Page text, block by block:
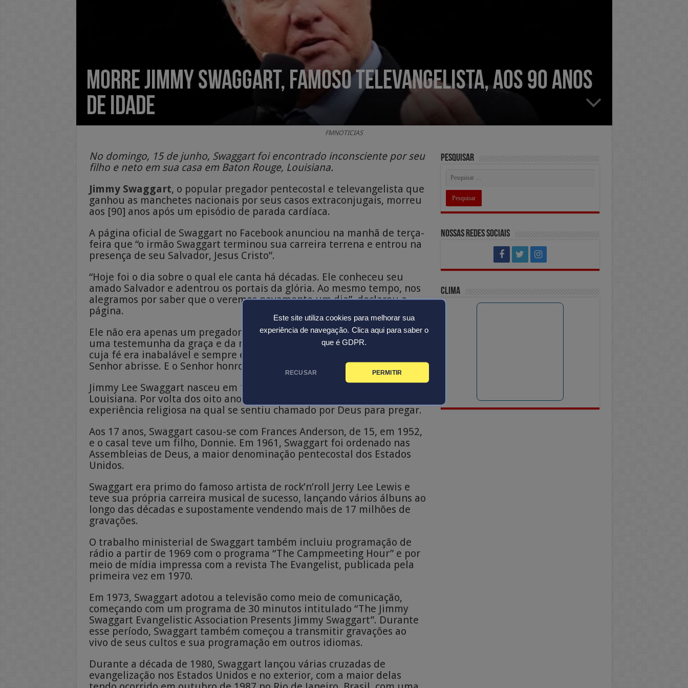
Este site utiliza cookies para melhorar sua
experiência de navegação. Clica aqui para saber o
que é GDPR.
RECUSAR PERMITIR
Morre Jimmy Swaggart, famoso televangelista, aos 90 anos
de idade
FMNOTICIAS
No domingo, 15 de junho, Swaggart foi encontrado inconsciente por seu
filho e neto em sua casa em Baton Rouge, Louisiana.
Jimmy Swaggart, o popular pregador pentecostal e televangelista que
ganhou as manchetes nacionais por seus casos extraconjugais, morreu
aos [90] anos após um episódio de parada cardíaca.
A página oficial de Swaggart no Facebook anunciou na manhã de terça-
feira que “o irmão Swaggart terminou sua carreira terrena e entrou na
presença de seu Salvador, Jesus Cristo”.
“Hoje foi o dia sobre o qual ele canta há décadas. Ele conheceu seu
amado Salvador e adentrou os portais da glória. Ao mesmo tempo, nos
alegramos por saber que o veremos novamente um dia”, declarou a
página.
Ele não era apenas um pregador — era um adorador, um guerreiro e
uma testemunha da graça e da misericórdia de Deus. Era um homem
cuja fé era inabalável e sempre entrava por qualquer porta que o
Senhor abrisse. E o Senhor honrou essa fé.
Jimmy Lee Swaggart nasceu em 15 de março de 1935 em Ferriday,
Louisiana. Por volta dos oito anos de idade, ele teria tido uma profunda
experiência religiosa na qual se sentiu chamado por Deus para pregar.
Aos 17 anos, Swaggart casou-se com Frances Anderson, de 15, em 1952,
e o casal teve um filho, Donnie. Em 1961, Swaggart foi ordenado nas
Assembleias de Deus, a maior denominação pentecostal dos Estados
Unidos.
Swaggart era primo do famoso artista de rock’n’roll Jerry Lee Lewis e
teve sua própria carreira musical de sucesso, lançando vários álbuns ao
longo das décadas e supostamente vendendo mais de 17 milhões de
gravações.
O trabalho ministerial de Swaggart também incluiu programação de
rádio a partir de 1969 com o programa “The Campmeeting Hour” e por
meio de mídia impressa com a revista The Evangelist, publicada pela
primeira vez em 1970.
Em 1973, Swaggart adotou a televisão como meio de comunicação,
começando com um programa de 30 minutos intitulado “The Jimmy
Swaggart Evangelistic Association Presents Jimmy Swaggart”. Durante
esse período, Swaggart também começou a transmitir gravações ao
vivo de seus cultos e sua programação em outros idiomas.
Durante a década de 1980, Swaggart lançou várias cruzadas de
evangelização nos Estados Unidos e no exterior, com a maior delas
Pesquisar
Nossas Redes Sociais
Clima